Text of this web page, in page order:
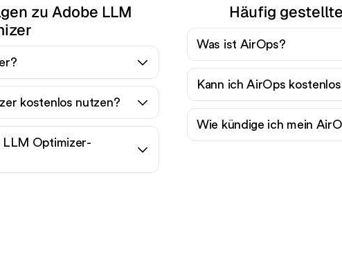
zu Adobe LLM
kostenlos nutzen?
LLM Optimizer-
Häufig
Was ist AirOps?
Kann ich AirOps
Wie kündige ich mein